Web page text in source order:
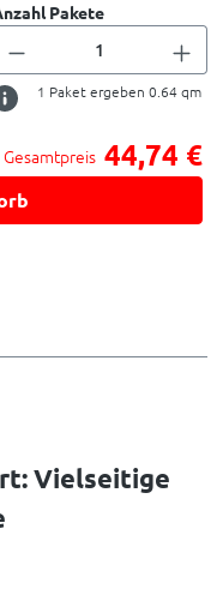
Pakete
1 Paket ergeben 0.64qm
Gesamtpreis 44,74 €
Vielseitige